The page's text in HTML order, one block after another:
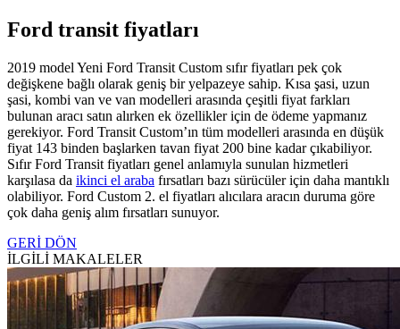
Ford transit fiyatları
2019 model Yeni Ford Transit Custom sıfır fiyatları pek çok
değişkene bağlı olarak geniş bir yelpazeye sahip. Kısa şasi, uzun
şasi, kombi van ve van modelleri arasında çeşitli fiyat farkları
bulunan aracı satın alırken ek özellikler için de ödeme yapmanız
gerekiyor. Ford Transit Custom’ın tüm modelleri arasında en düşük
fiyat 143 binden başlarken tavan fiyat 200 bine kadar çıkabiliyor.
Sıfır Ford Transit fiyatları genel anlamıyla sunulan hizmetleri
karşılasa da ikinci el araba fırsatları bazı sürücüler için daha mantıklı
olabiliyor. Ford Custom 2. el fiyatları alıcılara aracın duruma göre
çok daha geniş alım fırsatları sunuyor.
GERİ DÖN
İLGİLİ MAKALELER